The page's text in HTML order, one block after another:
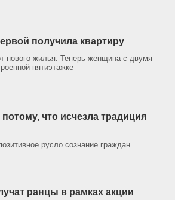
получила квартиру
нового жилья. Теперь женщина с двумя
пятиэтажке
что исчезла традиция
русло сознание граждан
ранцы в рамках акции